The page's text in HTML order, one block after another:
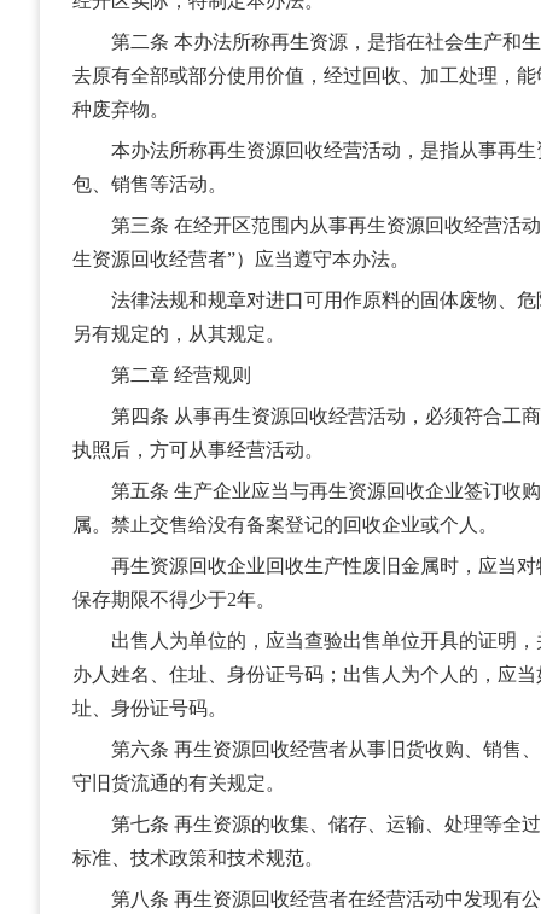
第二条 本办法所称再生资源，是指在社会生产和生
去原有全部或部分使用价值，经过回收、加工处理，
种废弃物。
本办法所称再生资源回收经营活动，是指从事再生
包、销售等活动。
第三条 在经开区范围内从事再生资源回收经营活动
生资源回收经营者”）应当遵守本办法。
法律法规和规章对进口可用作原料的固体废物、危
另有规定的，从其规定。
第二章 经营规则
第四条 从事再生资源回收经营活动，必须符合工商
执照后，方可从事经营活动。
第五条 生产企业应当与再生资源回收企业签订收购
属。禁止交售给没有备案登记的回收企业或个人。
再生资源回收企业回收生产性废旧金属时，应当对
保存期限不得少于2年。
出售人为单位的，应当查验出售单位开具的证明，
办人姓名、住址、身份证号码；出售人为个人的，应
址、身份证号码。
第六条 再生资源回收经营者从事旧货收购、销售、
守旧货流通的有关规定。
第七条 再生资源的收集、储存、运输、处理等全过
标准、技术政策和技术规范。
第八条 再生资源回收经营者在经营活动中发现有公